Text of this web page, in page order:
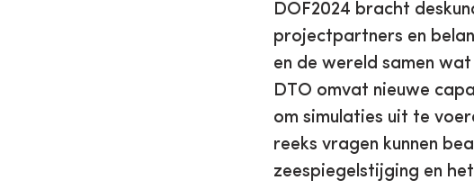
DOF2024 bracht
projectpartners en
en de wereld samen
DTO omvat nieuwe
om simulaties uit te
reeks vragen kunnen
zeespiegelstijging en